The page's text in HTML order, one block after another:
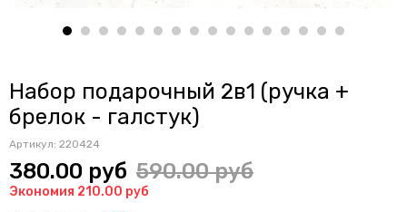
Набор подарочный 2в1 (ручка +
брелок - галстук)
Артикул: 220424
380.00 руб 590.00 руб
Экономия 210.00 руб